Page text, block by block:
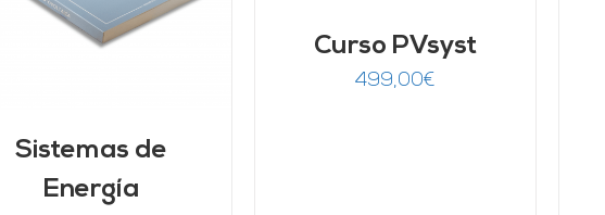
Sistemas de
Energía
Curso PVsyst
499,00€